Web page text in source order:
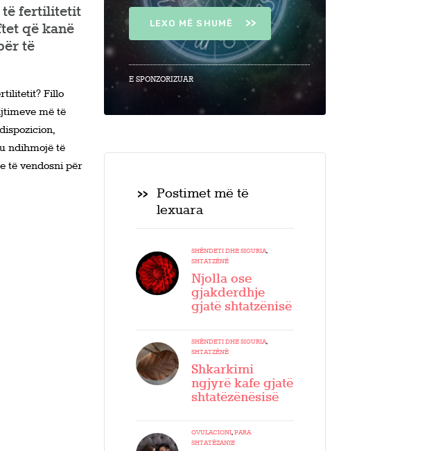
të fertilitetit
që kanë
të
Fillo
më të
ndihmojë të
të vendosni për
LEXO MË SHUMË
E SPONZORIZUAR
Postimet më të
lexuara
SHËNDETI DHE SIGURIA,
SHTATZËNË
Njolla ose
gjakderdhje
gjatë shtatzënisë
SHËNDETI DHE SIGURIA,
SHTATZËNË
Shkarkimi
ngjyrë kafe gjatë
shtatëzënësisë
OVULACIONI,PARA
SHTATËZANIE